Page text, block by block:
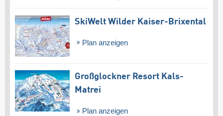
SkiWelt Wilder Kaiser-Brixental
Plan anzeigen
Großglockner Resort Kals-
Matrei
Plan anzeigen